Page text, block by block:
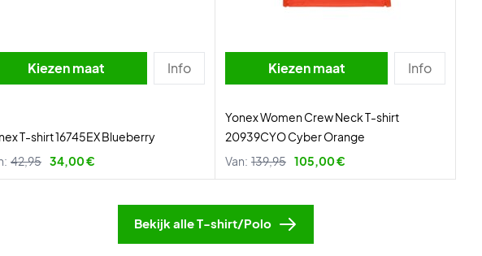
Kiezen maat Info
T-shirt 16745EX Blueberry
42,95 34,00 €
Kiezen maat Info
Yonex Women Crew Neck T-shirt
20939CYO Cyber Orange
Van: 139,95 105,00 €
Bekijk alle T-shirt/Polo